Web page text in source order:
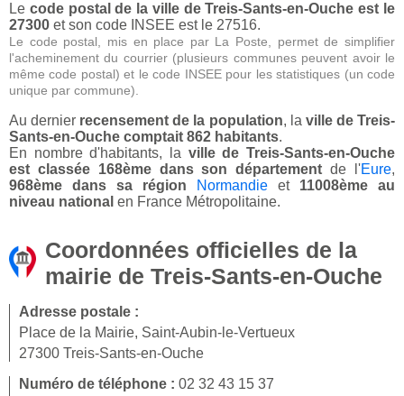
Le code postal de la ville de Treis-Sants-en-Ouche est le
27300 et son code INSEE est le 27516.
Le code postal, mis en place par La Poste, permet de simplifier
l'acheminement du courrier (plusieurs communes peuvent avoir le
même code postal) et le code INSEE pour les statistiques (un code
unique par commune).
Au dernier recensement de la population, la ville de Treis-
Sants-en-Ouche comptait 862 habitants.
En nombre d'habitants, la ville de Treis-Sants-en-Ouche
est classée 168ème dans son département de l'Eure,
968ème dans sa région
Normandie et 11008ème au
niveau national en France Métropolitaine.
Coordonnées officielles de la
mairie de Treis-Sants-en-Ouche
Adresse postale :
Place de la Mairie, Saint-Aubin-le-Vertueux
27300 Treis-Sants-en-Ouche
Numéro de téléphone : 02 32 43 15 37